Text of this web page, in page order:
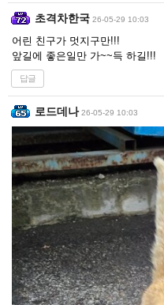
초격차한국 26-05-29 10:03
어린 친구가 멋지구만!!!
앞길에 좋은일만 가~~득 하길!!!
답글
로드데나 26-05-29 10:03